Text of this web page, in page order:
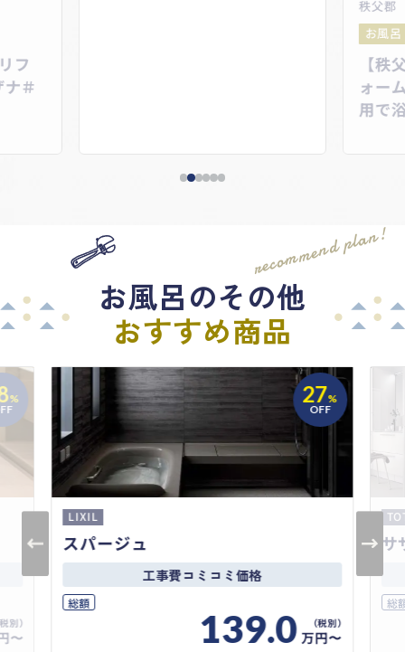
フ
＃
秩父郡
お風呂
【秩
ォー
用で
ベ
recommend plan!
お風呂のその他
おすすめ商品
%
〜
27%
OFF
LIXIL
スパージュ
工事費コミコミ価格
総額
139.0 万円〜
サ
総